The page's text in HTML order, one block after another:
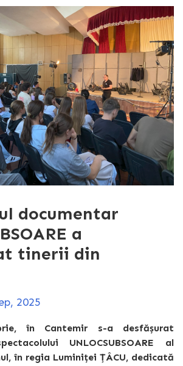
documentar
a
tinerii din
2025
în Cantemir s-a desfășurat
UNLOCSUBSOARE al
în regia Luminiței ȚÂCU, dedicată